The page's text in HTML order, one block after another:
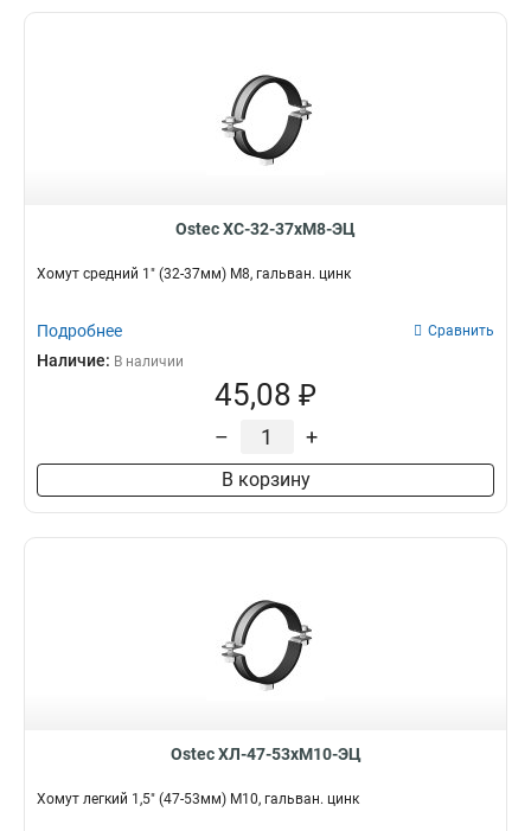
Ostec ХС-32-37хМ8-ЭЦ
Хомут средний 1" (32-37мм) М8, гальван. цинк
Подробнее Сравнить
Наличие: В наличии
45,08 ₽
– +
В корзину
Ostec ХЛ-47-53хМ10-ЭЦ
Хомут легкий 1,5" (47-53мм) М10, гальван. цинк